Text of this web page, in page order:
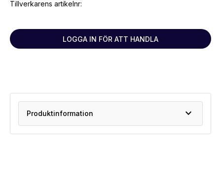
Tillverkarens artikelnr:
LOGGA IN FÖR ATT HANDLA
Produktinformation expand_more